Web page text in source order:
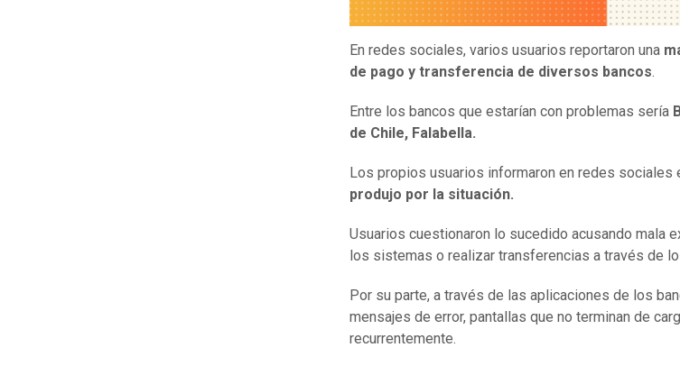
En redes sociales, varios usuarios reportaron una
de pago y transferencia de diversos bancos.
Entre los bancos que estarían con problemas sería
de Chile, Falabella.
Los propios usuarios informaron en redes sociales
produjo por la situación.
Usuarios cuestionaron lo sucedido acusando mala
los sistemas o realizar transferencias a través de
Por su parte, a través de las aplicaciones de los
mensajes de error, pantallas que no terminan de
recurrentemente.